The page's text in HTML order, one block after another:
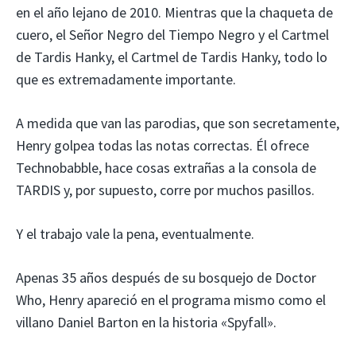
en el año lejano de 2010. Mientras que la chaqueta de
cuero, el Señor Negro del Tiempo Negro y el Cartmel
de Tardis Hanky, el Cartmel de Tardis Hanky, todo lo
que es extremadamente importante.
A medida que van las parodias, que son secretamente,
Henry golpea todas las notas correctas. Él ofrece
Technobabble, hace cosas extrañas a la consola de
TARDIS y, por supuesto, corre por muchos pasillos.
Y el trabajo vale la pena, eventualmente.
Apenas 35 años después de su bosquejo de Doctor
Who, Henry apareció en el programa mismo como el
villano Daniel Barton en la historia «Spyfall».